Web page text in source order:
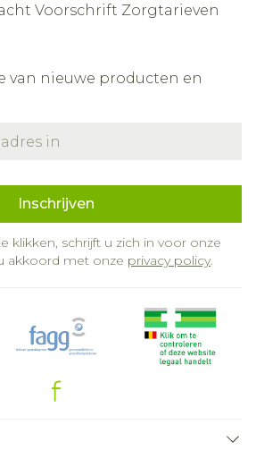
Voorschrift Zorgtarieven
van nieuwe producten en
Inschrijven
klikken, schrijft u zich in voor onze
akkoord met onze privacy policy.